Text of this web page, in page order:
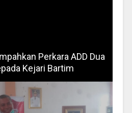
Perkara ADD Dua
Kejari Bartim